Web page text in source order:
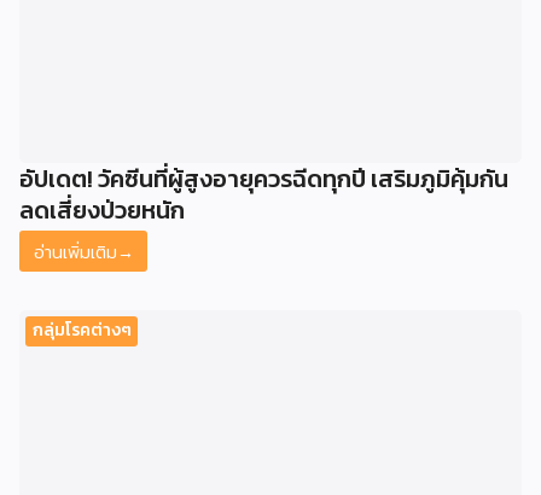
อัปเดต! วัคซีนที่ผู้สูงอายุควรฉีดทุกปี เสริมภูมิคุ้มกัน
ลดเสี่ยงป่วยหนัก
อ่านเพิ่มเติม→
กลุ่มโรคต่างๆ